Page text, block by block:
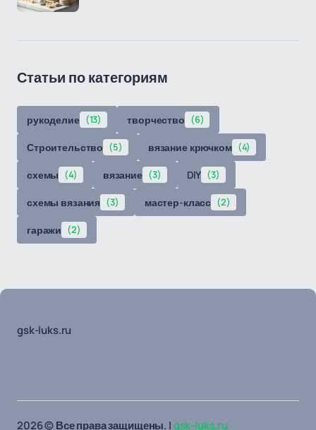
Статьи по категориям
рукоделие (13) творчество (6)
Строительство (5) вязание крючком (4)
схемы (4) вязание (3) DIY (3)
схемы вязания (3) мастер-класс (2)
гаражи (2)
gsk-luks.ru
2026 © Все права защищены. |gsk-luks.ru